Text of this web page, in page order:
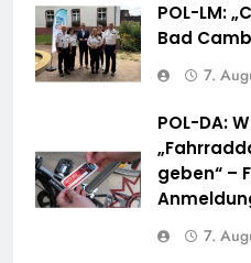
POL-LM:
Bad
7.
POL-DA:
geben“ –
7.